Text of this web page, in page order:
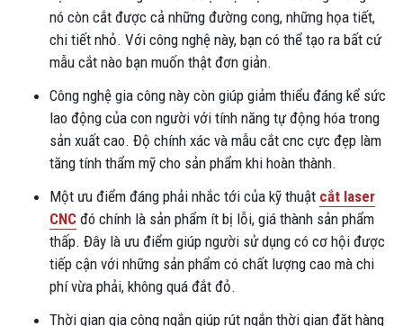
nó còn cắt được cả những đường cong, những họa tiết,
chi tiết nhỏ. Với công nghệ này, bạn có thể tạo ra bất cứ
mẫu cắt nào bạn muốn thật đơn giản.
Công nghệ gia công này còn giúp giảm thiểu đáng kể sức
lao động của con người với tính năng tự động hóa trong
sản xuất cao. Độ chính xác và mẫu cắt cnc cực đẹp làm
tăng tính thẩm mỹ cho sản phẩm khi hoàn thành.
Một ưu điểm đáng phải nhắc tới của kỹ thuật cắt laser
CNC đó chính là sản phẩm ít bị lỗi, giá thành sản phẩm
thấp. Đây là ưu điểm giúp người sử dụng có cơ hội được
tiếp cận với những sản phẩm có chất lượng cao mà chi
phí vừa phải, không quá đắt đỏ.
Thời gian gia công ngắn giúp rút ngắn thời gian đặt hàng